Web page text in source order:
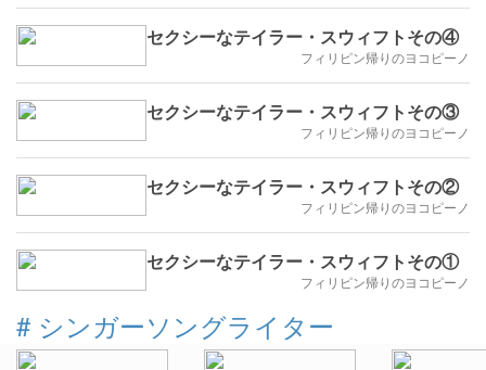
セクシーなテイラー・スウィフトその④
フィリピン帰りのヨコピーノ
セクシーなテイラー・スウィフトその③
フィリピン帰りのヨコピーノ
セクシーなテイラー・スウィフトその②
フィリピン帰りのヨコピーノ
セクシーなテイラー・スウィフトその①
フィリピン帰りのヨコピーノ
# シンガーソングライター